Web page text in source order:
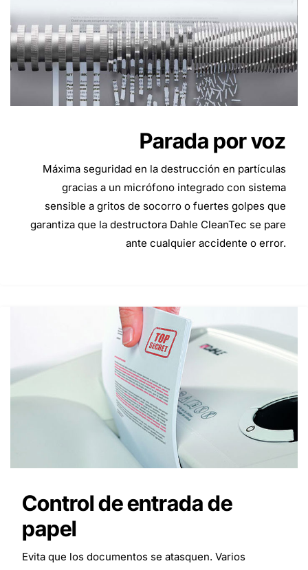
Parada por voz
Máxima seguridad en la destrucción en partículas
gracias a un micrófono integrado con sistema
sensible a gritos de socorro o fuertes golpes que
garantiza que la destructora Dahle CleanTec se pare
ante cualquier accidente o error.
Control de entrada de
papel
Evita que los documentos se atasquen. Varios